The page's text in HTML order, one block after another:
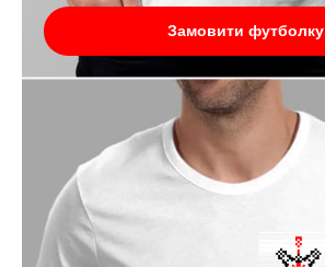
Замовити футболку